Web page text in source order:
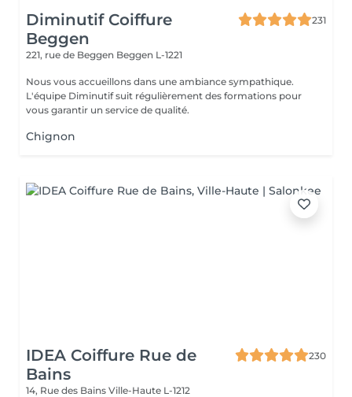
Diminutif Coiffure
Beggen
231
221, rue de Beggen Beggen L-1221
Nous vous accueillons dans une ambiance sympathique.
L'équipe Diminutif suit régulièrement des formations pour
vous garantir un service de qualité.
Chignon
IDEA Coiffure Rue de
Bains
230
14, Rue des Bains Ville-Haute L-1212